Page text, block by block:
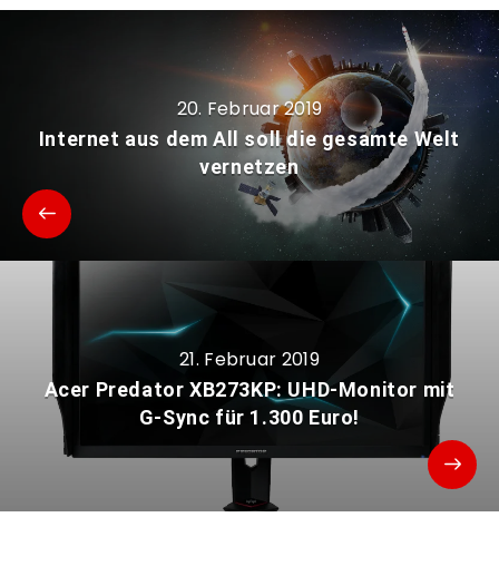
20. Februar 2019
Internet aus dem All soll die gesamte Welt
vernetzen
21. Februar 2019
Acer Predator XB273KP: UHD-Monitor mit
G-Sync für 1.300 Euro!